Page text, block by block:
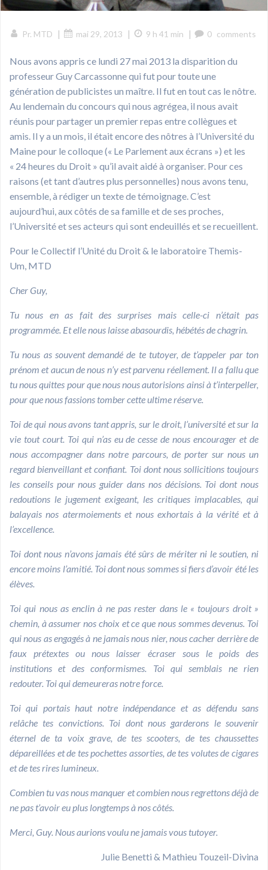
Pr. MTD | mai 29, 2013 | 9 h 41 min | 0 comments
Nous avons appris ce lundi 27 mai 2013 la disparition du
professeur Guy Carcassonne qui fut pour toute une
génération de publicistes un maître. Il fut en tout cas le nôtre.
Au lendemain du concours qui nous agrégea, il nous avait
réunis pour partager un premier repas entre collègues et
amis. Il y a un mois, il était encore des nôtres à l’Université du
Maine pour le colloque (« Le Parlement aux écrans ») et les
« 24 heures du Droit » qu’il avait aidé à organiser. Pour ces
raisons (et tant d’autres plus personnelles) nous avons tenu,
ensemble, à rédiger un texte de témoignage. C’est
aujourd’hui, aux côtés de sa famille et de ses proches,
l’Université et ses acteurs qui sont endeuillés et se recueillent.
Pour le Collectif l’Unité du Droit & le laboratoire Themis-
Um, MTD
Cher Guy,
Tu nous en as fait des surprises mais celle-ci n’était pas
programmée. Et elle nous laisse abasourdis, hébétés de chagrin.
Tu nous as souvent demandé de te tutoyer, de t’appeler par ton
prénom et aucun de nous n’y est parvenu réellement. Il a fallu que
tu nous quittes pour que nous nous autorisions ainsi à t’interpeller,
pour que nous fassions tomber cette ultime réserve.
Toi de qui nous avons tant appris, sur le droit, l’université et sur la
vie tout court. Toi qui n’as eu de cesse de nous encourager et de
nous accompagner dans notre parcours, de porter sur nous un
regard bienveillant et confiant. Toi dont nous sollicitions toujours
les conseils pour nous guider dans nos décisions. Toi dont nous
redoutions le jugement exigeant, les critiques implacables, qui
balayais nos atermoiements et nous exhortais à la vérité et à
l’excellence.
Toi dont nous n’avons jamais été sûrs de mériter ni le soutien, ni
encore moins l’amitié. Toi dont nous sommes si fiers d’avoir été les
élèves.
Toi qui nous as enclin à ne pas rester dans le « toujours droit »
chemin, à assumer nos choix et ce que nous sommes devenus. Toi
qui nous as engagés à ne jamais nous nier, nous cacher derrière de
faux prétextes ou nous laisser écraser sous le poids des
institutions et des conformismes. Toi qui semblais ne rien
redouter. Toi qui demeureras notre force.
Toi qui portais haut notre indépendance et as défendu sans
relâche tes convictions. Toi dont nous garderons le souvenir
éternel de ta voix grave, de tes scooters, de tes chaussettes
dépareillées et de tes pochettes assorties, de tes volutes de cigares
et de tes rires lumineux.
Combien tu vas nous manquer et combien nous regrettons déjà de
ne pas t’avoir eu plus longtemps à nos côtés.
Merci, Guy. Nous aurions voulu ne jamais vous tutoyer.
Julie Benetti & Mathieu Touzeil-Divina